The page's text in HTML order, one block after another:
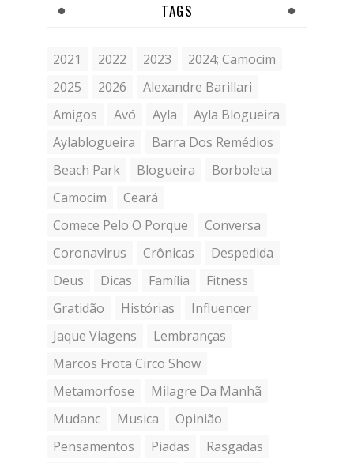
TAGS
2021 2022 2023
2024; Camocim
2025
2026
Alexandre Barillari
Amigos
Avó Ayla
Ayla Blogueira
Aylablogueira
Barra Dos Remédios
Beach Park
Blogueira
Borboleta
Camocim
Ceará
Comece Pelo O Porque
Conversa
Coronavirus
Crônicas
Despedida
Deus
Dicas Família
Fitness
Gratidão
Histórias
Influencer
Jaque Viagens
Lembranças
Marcos Frota Circo Show
Metamorfose
Milagre Da Manhã
Mudanc
Musica
Opinião
Pensamentos
Piadas Rasgadas